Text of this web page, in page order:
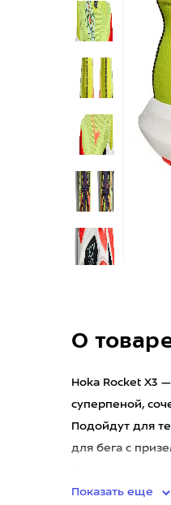
О
Hoka Rocket X3
суперпеной,
Подойдут для
для бега с
Показать еще